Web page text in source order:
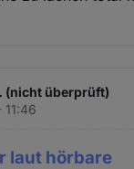
(nicht überprüft)
laut hörbare